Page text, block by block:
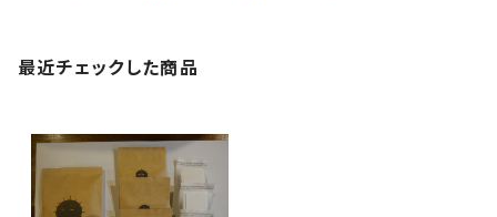
最近チェックした商品